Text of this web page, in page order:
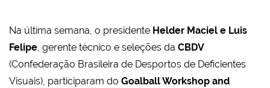
Na última semana, o presidente Helder Maciel e Luis
Felipe, gerente técnico e seleções da CBDV
(Confederação Brasileira de Desportos de Deficientes
Visuais), participaram do Goalball Workshop and